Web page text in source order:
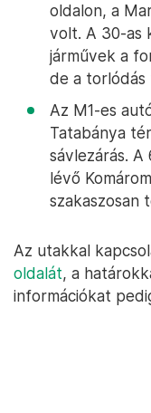
oldalon, a
volt. A 30-as
járművek a
de a torlódás
Az M1-es
Tatabánya
sávlezárás.
lévő
szakaszosan
Az utakkal
oldalát, a
információkat